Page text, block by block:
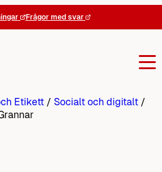
Frågor med svar
Etikett / Socialt och digitalt /